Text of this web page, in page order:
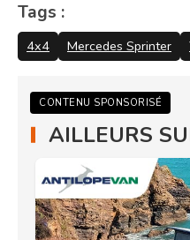
Tags :
4x4 Mercedes Sprinter
CONTENU SPONSORISÉ
AILLEURS